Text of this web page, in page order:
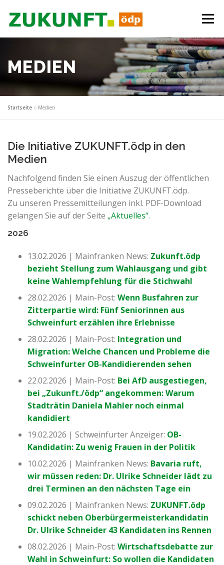
Inhalt
springen
Menü
ANTRÄGE
AKTUELLES EVENTS
MEDIEN
Startseite »Medien
Die Initiative ZUKUNFT.ödp in den
Medien
Nachfolgend finden Sie einen Auszug der öffentlichen
Presseberichte über die Initiative ZUKUNFT.ödp.
Zu unseren Pressemitteilungen inkl. PDF-Download
gelangen Sie auf der Seite „Aktuelles“.
2026
13.02.2026 | Mainfranken News: Zukunft.ödp
bezieht Stellung zum Wahlausgang und gibt
keine Wahlempfehlung für die Stichwahl
28.02.2026 | Main-Post: Wenn Busfahren zur
Zitterpartie wird: Fünf Seniorinnen aus
Schweinfurt erzählen ihre Erlebnisse
28.02.2026 | Main-Post: Integration und
Migration: Welche Chancen und Probleme die
Schweinfurter OB-Kandidierenden sehen
22.02.2026 | Main-Post: Bei AfD ausgestiegen,
bei „Zukunft./ödp“ angekommen: Warum
Stadträtin Daniela Mahler noch einmal
kandidiert
19.02.2026 | Schweinfurter Anzeiger: OB-
Kandidatin: Zu wenig Frauen in der Politik
10.02.2026 | Mainfranken News: Bavaria ruft,
wir müssen reden: Dr. Ulrike Schneider lädt zu
drei Terminen an den nächsten Tage ein
09.02.2026 | Mainfranken News: ZUKUNFT.ödp
schickt neben Oberbürgermeisterkandidatin
Dr. Ulrike Schneider 43 Kandidaten ins Rennen
08.02.2026 | Main-Post: Wirtschaftsdebatte zur
Wahl in Schweinfurt: So wollen die Kandidaten